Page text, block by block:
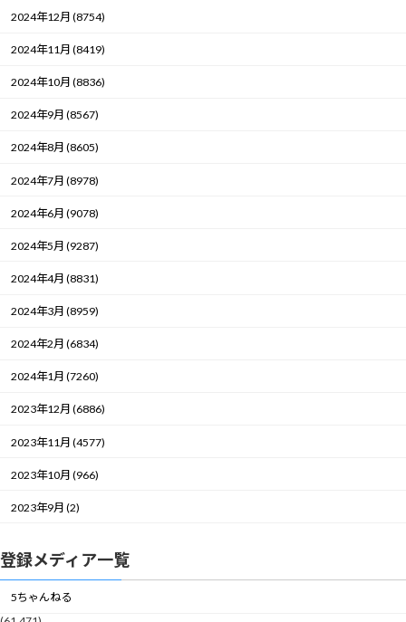
2024年12月 (8754)
2024年11月 (8419)
2024年10月 (8836)
2024年9月 (8567)
2024年8月 (8605)
2024年7月 (8978)
2024年6月 (9078)
2024年5月 (9287)
2024年4月 (8831)
2024年3月 (8959)
2024年2月 (6834)
2024年1月 (7260)
2023年12月 (6886)
2023年11月 (4577)
2023年10月 (966)
2023年9月 (2)
登録メディア一覧
5ちゃんねる